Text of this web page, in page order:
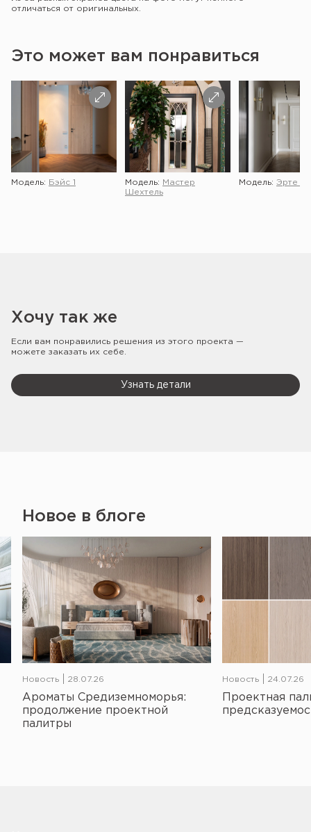
отличаться от оригинальных.
Это может вам понравиться
Модель: Бэйс 1 Модель:
Мастер
Шехтель
Модель: Эрте 2
Хочу так же
Если вам понравились решения из этого проекта —
можете заказать их себе.
Узнать детали
Новое в блоге
Новость 28.07.26
Ароматы Средиземноморья:
продолжение проектной
палитры
Новость 24.07.26
Проектная